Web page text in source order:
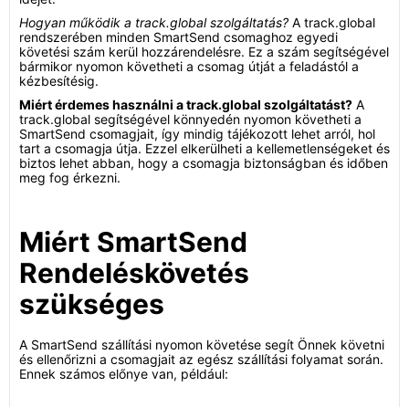
Hogyan működik a track.global szolgáltatás? A track.global
rendszerében minden SmartSend csomaghoz egyedi
követési szám kerül hozzárendelésre. Ez a szám segítségével
bármikor nyomon követheti a csomag útját a feladástól a
kézbesítésig.
Miért érdemes használni a track.global szolgáltatást? A
track.global segítségével könnyedén nyomon követheti a
SmartSend csomagjait, így mindig tájékozott lehet arról, hol
tart a csomagja útja. Ezzel elkerülheti a kellemetlenségeket és
biztos lehet abban, hogy a csomagja biztonságban és időben
meg fog érkezni.
Miért SmartSend
Rendeléskövetés
szükséges
A SmartSend szállítási nyomon követése segít Önnek követni
és ellenőrizni a csomagjait az egész szállítási folyamat során.
Ennek számos előnye van, például: